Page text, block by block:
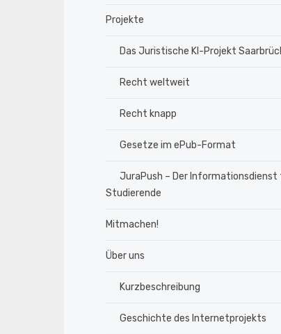
Projekte
Das Juristische KI-Projekt
Recht weltweit
Recht knapp
Gesetze im ePub-Format
JuraPush – Der Informationsdienst
Studierende
Mitmachen!
Über uns
Kurzbeschreibung
Geschichte des Internetprojekts